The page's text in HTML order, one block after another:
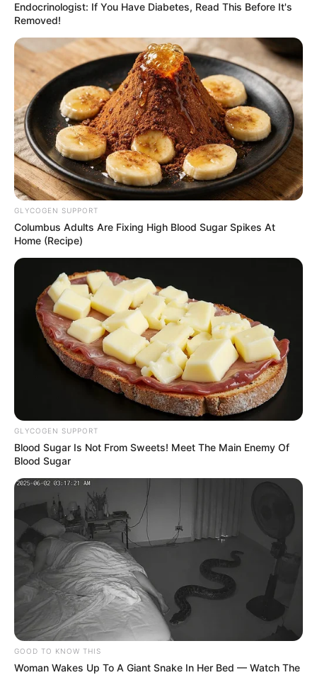
Endocrinologist: If You Have Diabetes, Read This Before It's
Removed!
GLYCOGEN SUPPORT
Columbus Adults Are Fixing High Blood Sugar Spikes At
Home (Recipe)
GLYCOGEN SUPPORT
Blood Sugar Is Not From Sweets! Meet The Main Enemy Of
Blood Sugar
GOOD TO KNOW THIS
Woman Wakes Up To A Giant Snake In Her Bed — Watch The